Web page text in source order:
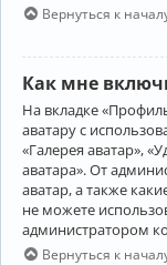
Вернуться к
Как мне
На вкладке
аватару с
«Галерея аватар»,
аватара». От
аватар, а также
не можете
администратором
Вернуться к